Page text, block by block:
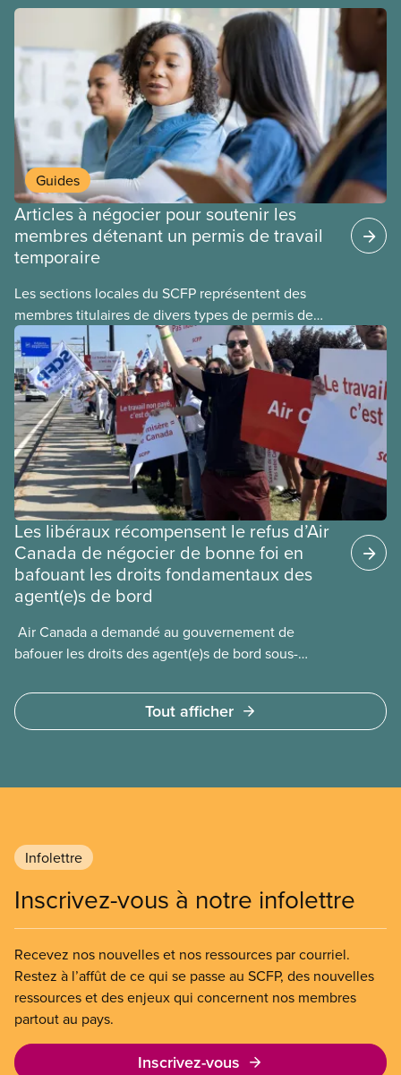
Guides
Articles à négocier pour soutenir les
membres détenant un permis de travail
temporaire
Les sections locales du SCFP représentent des
membres titulaires de divers types de permis de
travail temporaires, incluant les permis pour
travailleuses et travailleurs étrangers temporaires,
les permis d’études et les permis de
travail postdiplôme.
Les libéraux récompensent le refus d’Air
Canada de négocier de bonne foi en
bafouant les droits fondamentaux des
agent(e)s de bord
​ Air Canada a demandé au gouvernement de
bafouer les droits des agent(e)s de bord sous-
ministre de l’Emploi, Patty Hajdu, n’a attendu que
quelques heures pour accéder à cette demande de
Tout afficher
Infolettre
Inscrivez-vous à notre infolettre
Recevez nos nouvelles et nos ressources par courriel.
Restez à l’affût de ce qui se passe au SCFP, des nouvelles
ressources et des enjeux qui concernent nos membres
partout au pays.
Inscrivez-vous